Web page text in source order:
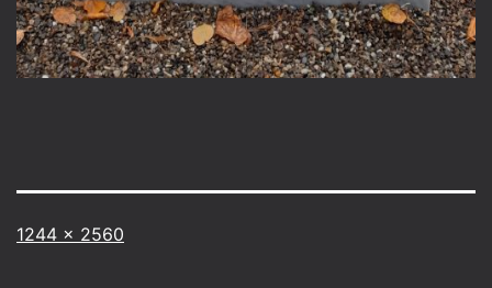
Vollständige
1244 × 2560